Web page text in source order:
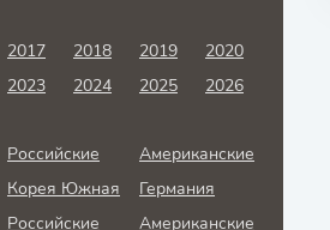
2017 2018 2019
2020
2023 2024 2025 2026
Российские
Американские
Корея Южная
Германия
Российские
Американские